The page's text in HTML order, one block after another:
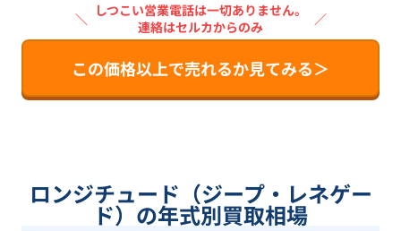
＼ しつこい営業電話は一切ありません。
連絡はセルカからのみ
／
この価格以上で売れるか見てみる＞
ロンジチュード（ジープ・レネゲー
ド）の年式別買取相場